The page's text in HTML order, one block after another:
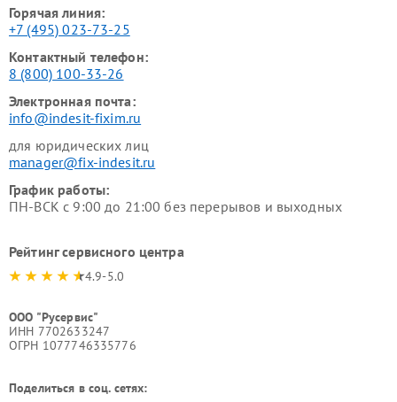
Горячая линия:
+7 (495) 023-73-25
Контактный телефон:
8 (800) 100-33-26
Электронная почта:
info@indesit-fixim.ru
для юридических лиц
manager@fix-indesit.ru
График работы:
ПН-ВСК с 9:00 до 21:00 без перерывов и выходных
Рейтинг сервисного центра
4.9-5.0
ООО "Русервис"
ИНН 7702633247
ОГРН 1077746335776
Поделиться в соц. сетях: